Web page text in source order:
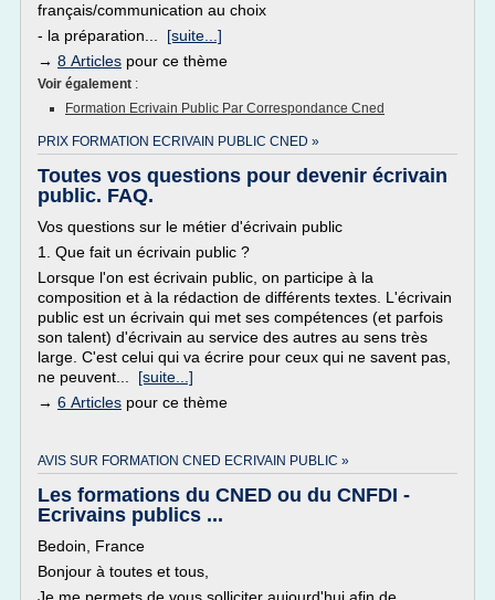
français/communication au choix
- la préparation... [suite...]
→ 8 Articles pour ce thème
Voir également :
Formation Ecrivain Public Par Correspondance Cned
PRIX FORMATION ECRIVAIN PUBLIC CNED »
Toutes vos questions pour devenir écrivain
public. FAQ.
Vos questions sur le métier d'écrivain public
1. Que fait un écrivain public ?
Lorsque l'on est écrivain public, on participe à la
composition et à la rédaction de différents textes. L'écrivain
public est un écrivain qui met ses compétences (et parfois
son talent) d'écrivain au service des autres au sens très
large. C'est celui qui va écrire pour ceux qui ne savent pas,
ne peuvent... [suite...]
→ 6 Articles pour ce thème
AVIS SUR FORMATION CNED ECRIVAIN PUBLIC »
Les formations du CNED ou du CNFDI -
Ecrivains publics ...
Bedoin, France
Bonjour à toutes et tous,